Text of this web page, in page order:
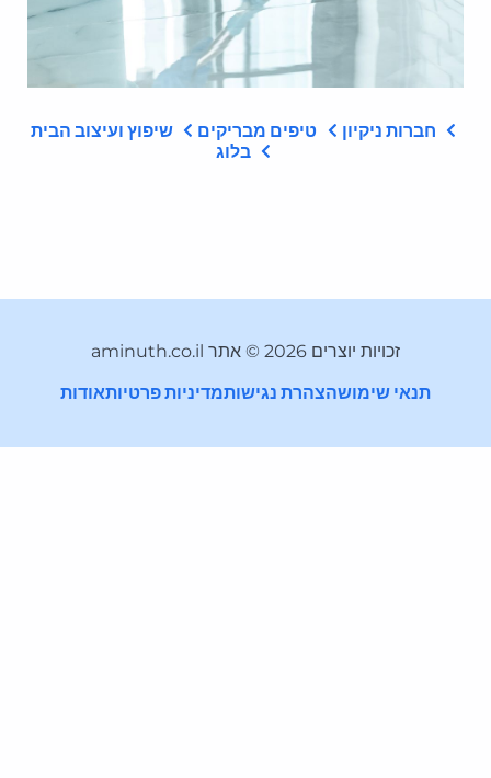
חברות ניקיון טיפים מבריקים
שיפוץ ועיצוב הבית
בלוג
זכויות יוצרים 2026 © אתר aminuth.co.il
תנאי שימושהצהרת נגישותמדיניות פרטיותאודות